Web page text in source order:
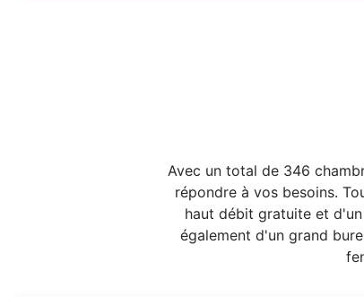
Avec un total de 346
répondre à vos besoins.
haut débit gratuite et
également d'un grand